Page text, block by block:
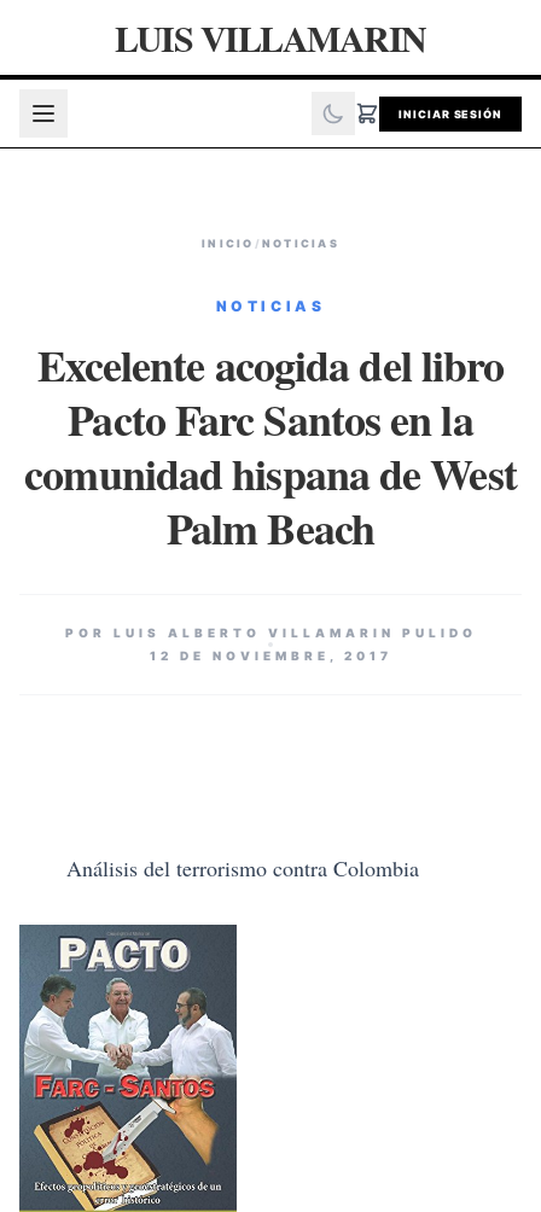
LUIS VILLAMARIN
INICIAR SESIÓN
INICIO / NOTICIAS
NOTICIAS
Excelente acogida del libro
Pacto Farc Santos en la
comunidad hispana de West
Palm Beach
POR LUIS ALBERTO VILLAMARIN PULIDO
12 DE NOVIEMBRE, 2017
Análisis del terrorismo contra Colombia